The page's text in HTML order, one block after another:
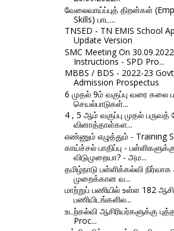
வேலைவாய்ப்புத் திறன்கள்
Skills) பாட...
TNSED - TN EMIS School
Update Version
SMC Meeting On
Instructions - SPD Pro...
MBBS / BDS - 2022-23
Admission Prospectus
6 முதல் 9ம் வகுப்பு வரை கலை
செயல்பாடுகள்...
4 , 5 ஆம் வகுப்பு முதல் பருவத்
வினாத்தாள்கள...
எண்ணும் எழுத்தும் - Training
காய்ச்சல் பாதிப்பு -
விடுமுறையா? - அம...
தமிழ்நாடு பள்ளிக்கல்வி
முறைக்கான வ...
மாற்றுப் பணியில் உள்ள 182
பணியிடங்களில...
உடற்கல்வி ஆசிரியர்களுக்கு
Proc...